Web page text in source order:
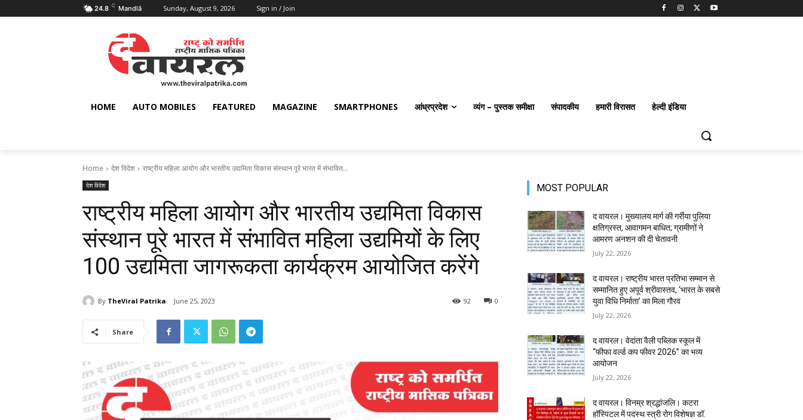
24.8 C Mandlā Sunday, August 9, 2026 Sign in / Join
HOME AUTO MOBILES FEATURED MAGAZINE SMARTPHONES आंध्रप्रदेश व्यंग – पुस्तक समीक्षा संपादकीय हमारी विरासत हेल्दी इंडिया
Home देश विदेश राष्ट्रीय महिला आयोग और भारतीय उद्यमिता विकास संस्थान पूरे भारत में संभावित...
देश विदेश
राष्ट्रीय महिला आयोग और भारतीय उद्यमिता विकास
संस्थान पूरे भारत में संभावित महिला उद्यमियों के लिए
100 उद्यमिता जागरूकता कार्यक्रम आयोजित करेंगे
By TheViral Patrika June 25, 2023 0
92
Share
MOST POPULAR
द वायरल। मुख्यालय मार्ग की गर्रीया पुलिया
क्षतिग्रस्त, आवागमन बाधित; ग्रामीणों ने
आमरण अनशन की दी चेतावनी
July 22, 2026
द वायरल। राष्ट्रीय भारत प्रतिभा सम्मान से
सम्मानित हुए अपूर्व श्रीवास्तव, ‘भारत के सबसे
युवा विधि निर्माता’ का मिला गौरव
July 22, 2026
द वायरल। वेदांता वैली पब्लिक स्कूल में
“फीफा वर्ल्ड कप फीवर 2026” का भव्य
आयोजन
July 22, 2026
द वायरल। विनम्र श्रद्धांजलि। कटरा
हॉस्पिटल में पदस्थ स्त्री रोग विशेषज्ञ डॉ.